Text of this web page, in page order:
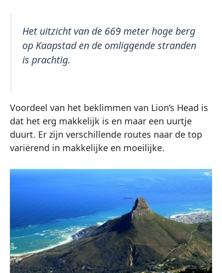
Het uitzicht van de 669 meter hoge berg
op Kaapstad en de omliggende stranden
is prachtig.
Voordeel van het beklimmen van Lion’s Head is
dat het erg makkelijk is en maar een uurtje
duurt. Er zijn verschillende routes naar de top
variërend in makkelijke en moeilijke.